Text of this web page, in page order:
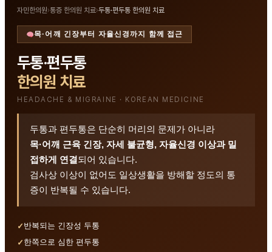
자민한의원›통증 한의원 치료›두통·편두통 한의원 치료
목·어깨 긴장부터 자율신경까지 함께 접근
두통·편두통
한의원 치료
HEADACHE & MIGRAINE · KOREAN MEDICINE
두통과 편두통은 단순히 머리의 문제가 아니라
목·어깨 근육 긴장, 자세 불균형, 자율신경 이상과 밀
접하게 연결 되어 있습니다.
검사상 이상이 없어도 일상생활을 방해할 정도의 통
증이 반복될 수 있습니다.
반복되는 긴장성 두통
한쪽으로 심한 편두통